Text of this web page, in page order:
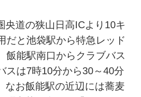
央道の狭山日高ICより10キ
だと池袋駅から特急レッド
飯能駅南口からクラブバス
スは7時10分から30～40分
なお飯能駅の近辺には蕎麦